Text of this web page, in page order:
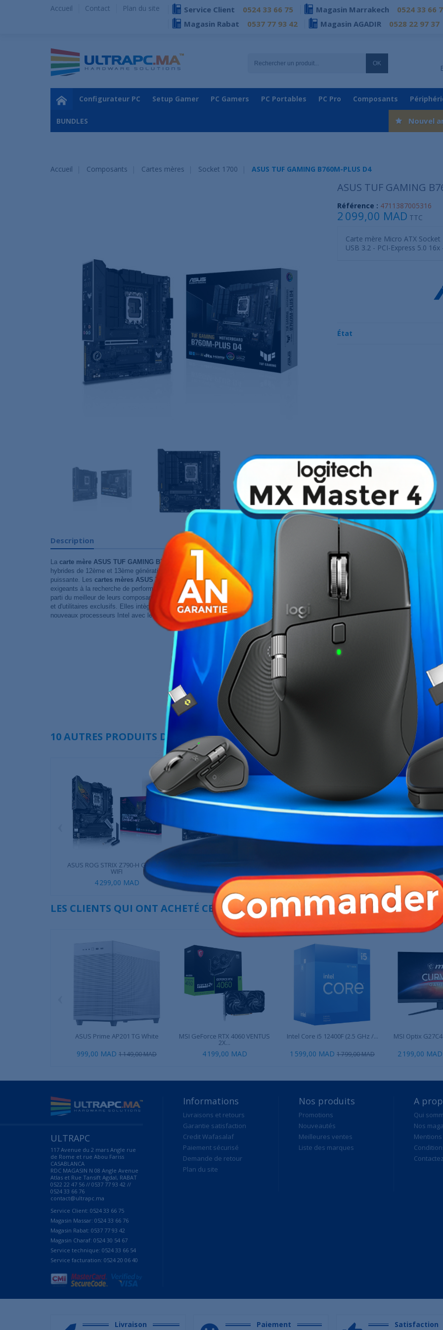
Accueil Contact Plan du site Service Client 0524 33 66 75 Magasin Marrakech 0524 33 66
Magasin Rabat
0537 77 93 42 Magasin AGADIR 0528 22 97 37
OK
Nouvel
Configurateur PC Setup Gamer PC Gamers PC Portables PC Pro Composants
BUNDLES
Accueil Composants Cartes mères Socket 1700 ASUS TUF GAMING B760M-PLUS D4
ASUS TUF GAMING
Référence : 4711387005316
2 099,00 MAD TTC
Carte mère Micro ATX
USB 3.2 - PCI-Express 5.0 16x
État
Description
La carte mère ASUS TUF GAMING B760M-PLUS D4
conçue pour les processeurs Intel Core
hybrides de 12ème et 13ème génération est idéale pour l'assemblage d'une configuration gaming
puissante. Les cartes mères ASUS TUF Gamingsont pensées et conçues pour les Gamers
exigeants à la recherche de performances et de fiabilité à long terme. Elles permettent de tirer
parti du meilleur de leurs composants grâce à une conception unique faite de matériaux robustes
et d'utilitaires exclusifs. Elles intègrent des fonctionnalités de jeu et associent les avantages des
nouveaux processeurs Intel avec le design et les caractéristiques emblématiques d'ASUS.
Fiche technique
Socket
Chipset
Nombre de slots RAM
Format
Wi-Fi
Références spécifiques
10 AUTRES PRODUITS DANS LA MÊME CATÉGORIE :
ASUS ROG STRIX Z790-H GAMING
WIFI
4 299,00 MAD 4 299,00 MAD
MSI MPG Z790 CARBON WIFI
4 499,00 MAD
ASUS PRIME
999,00 MAD
LES CLIENTS QUI ONT ACHETÉ CE PRODUIT ONT ÉGALEMENT ACHETÉ :
ASUS Prime AP201 TG White
999,00 MAD 1 149,00 MAD
MSI GeForce RTX 4060 VENTUS
2X...
4 199,00 MAD
Intel Core i5 12400F (2.5 GHz /...
1 599,00 MAD 1 799,00 MAD
MSI Optix
2 199,00 MAD
ULTRAPC
117 Avenue du 2 mars Angle rue
de Rome et rue Abou Fariss
CASABLANCA
RDC MAGASIN N 08 Angle Avenue
Atlas et Rue Tansift Agdal, RABAT
0522 22 47 56 // 0537 77 93 42 //
0524 33 66 76
contact@ultrapc.ma
Service Client: 0524 33 66 75
Magasin Massar: 0524 33 66 76
Magasin Rabat: 0537 77 93 42
Magasin Charaf: 0524 30 54 67
Service technique: 0524 33 66 54
Service facturation: 0524 20 06 40
Informations
Livraisons et retours
Garantie satisfaction
Credit Wafasalaf
Paiement sécurisé
Demande de retour
Plan du site
Nos produits
Promotions
Nouveautés
Meilleures ventes
Liste des marques
A
Qui
Nos
Livraison Paiement Satisfaction